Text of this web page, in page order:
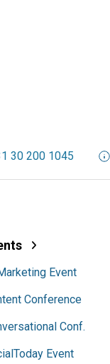
30 200 1045
Event
Conference
Conf.
Event